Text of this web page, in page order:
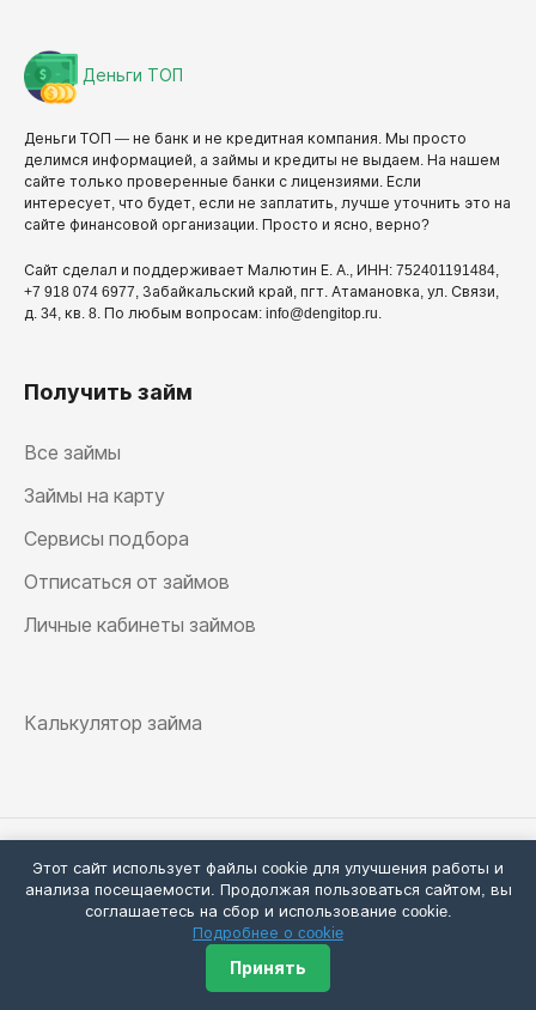
Деньги ТОП
Деньги ТОП — не банк и не кредитная компания. Мы просто
делимся информацией, а займы и кредиты не выдаем. На нашем
сайте только проверенные банки с лицензиями. Если
интересует, что будет, если не заплатить, лучше уточнить это на
сайте финансовой организации. Просто и ясно, верно?
Сайт сделал и поддерживает Малютин Е. А., ИНН: 752401191484,
+7 918 074 6977, Забайкальский край, пгт. Атамановка, ул. Связи,
д. 34, кв. 8. По любым вопросам: info@dengitop.ru.
Получить займ
Все займы
Займы на карту
Сервисы подбора
Отписаться от займов
Личные кабинеты займов
Калькулятор займа
2026 Деньги ТОП - все займы онлайн ·Карта сайта ·
Политика конфиденциальности·
Согласие на сбор cookie
Этот сайт использует файлы cookie для улучшения работы и
анализа посещаемости. Продолжая пользоваться сайтом, вы
соглашаетесь на сбор и использование cookie.
Подробнее о cookie
Принять